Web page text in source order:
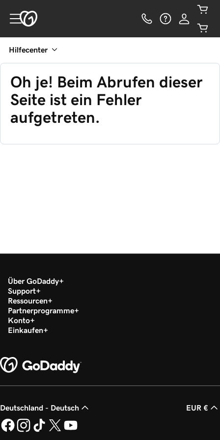
Hilfecenter
Oh je! Beim Abrufen dieser
Seite ist ein Fehler
aufgetreten.
Über GoDaddy
Support
Ressourcen
Partnerprogramme
Konto
Einkaufen
Deutschland - Deutsch EUR €